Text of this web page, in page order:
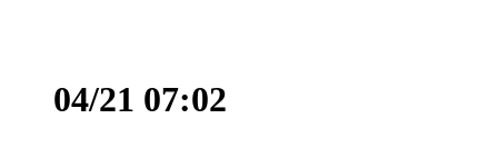
04/21 07:02